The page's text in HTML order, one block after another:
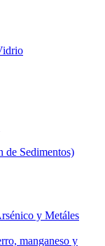
de Sedimentos)
y Metáles
manganeso y